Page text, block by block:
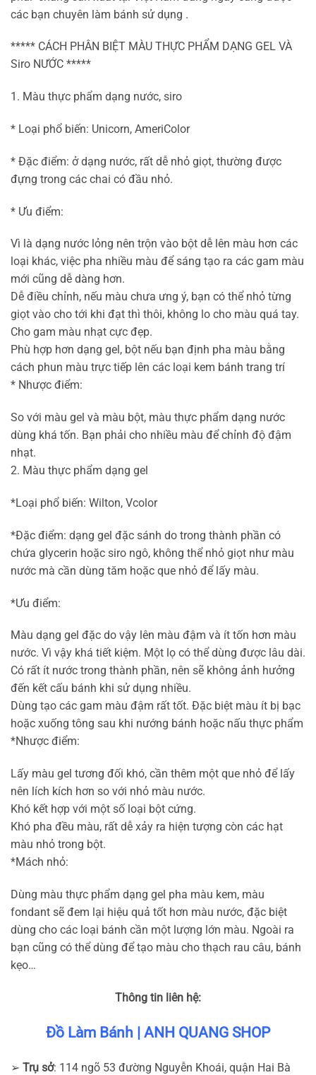
các bạn chuyên làm bánh sử dụng .
***** CÁCH PHÂN BIỆT MÀU THỰC PHẨM DẠNG GEL VÀ
Siro NƯỚC *****
1. Màu thực phẩm dạng nước, siro
* Loại phổ biến: Unicorn, AmeriColor
* Đặc điểm: ở dạng nước, rất dễ nhỏ giọt, thường được
đựng trong các chai có đầu nhỏ.
* Ưu điểm:
Vì là dạng nước lỏng nên trộn vào bột dễ lên màu hơn các
loại khác, việc pha nhiều màu để sáng tạo ra các gam màu
mới cũng dễ dàng hơn.
Dễ điều chỉnh, nếu màu chưa ưng ý, bạn có thể nhỏ từng
giọt vào cho tới khi đạt thì thôi, không lo cho màu quá tay.
Cho gam màu nhạt cực đẹp.
Phù hợp hơn dạng gel, bột nếu bạn định pha màu bằng
cách phun màu trực tiếp lên các loại kem bánh trang trí
* Nhược điểm:
So với màu gel và màu bột, màu thực phẩm dạng nước
dùng khá tốn. Bạn phải cho nhiều màu để chỉnh độ đậm
nhạt.
2. Màu thực phẩm dạng gel
*Loại phổ biến: Wilton, Vcolor
*Đặc điểm: dạng gel đặc sánh do trong thành phần có
chứa glycerin hoặc siro ngô, không thể nhỏ giọt như màu
nước mà cần dùng tăm hoặc que nhỏ để lấy màu.
*Ưu điểm:
Màu dạng gel đặc do vậy lên màu đậm và ít tốn hơn màu
nước. Vì vậy khá tiết kiệm. Một lọ có thể dùng được lâu dài.
Có rất ít nước trong thành phần, nên sẽ không ảnh hưởng
đến kết cấu bánh khi sử dụng nhiều.
Dùng tạo các gam màu đậm rất tốt. Đặc biệt màu ít bị bạc
hoặc xuống tông sau khi nướng bánh hoặc nấu thực phẩm
*Nhược điểm:
Lấy màu gel tương đối khó, cần thêm một que nhỏ để lấy
nên lích kích hơn so với nhỏ màu nước.
Khó kết hợp với một số loại bột cứng.
Khó pha đều màu, rất dễ xảy ra hiện tượng còn các hạt
màu nhỏ trong bột.
*Mách nhỏ:
Dùng màu thực phẩm dạng gel pha màu kem, màu
fondant sẽ đem lại hiệu quả tốt hơn màu nước, đặc biệt
dùng cho các loại bánh cần một lượng lớn màu. Ngoài ra
bạn cũng có thể dùng để tạo màu cho thạch rau câu, bánh
kẹo…
Thông tin liên hệ:
Đồ Làm Bánh | ANH QUANG SHOP
➢ Trụ sở: 114 ngõ 53 đường Nguyễn Khoái, quận Hai Bà